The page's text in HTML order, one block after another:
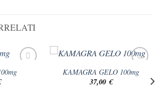
KAMAGRA GELO 100mg
37,00 €